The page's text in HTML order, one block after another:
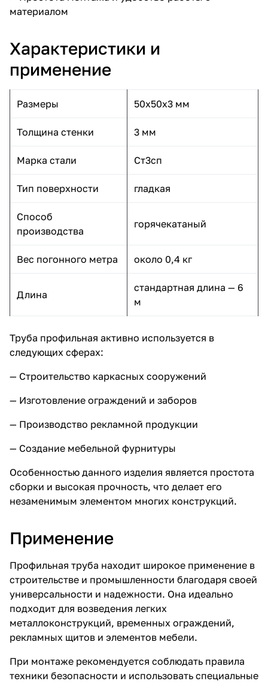
материалом
Характеристики и
применение
Размеры 50x50x3 мм
Толщина стенки 3 мм
Марка стали Ст3сп
Тип поверхности гладкая
Способ
производства
горячекатаный
Вес погонного метра около 0,4 кг
Длина
стандартная длина — 6
м
Труба профильная активно используется в
следующих сферах:
— Строительство каркасных сооружений
— Изготовление ограждений и заборов
— Производство рекламной продукции
— Создание мебельной фурнитуры
Особенностью данного изделия является простота
сборки и высокая прочность, что делает его
незаменимым элементом многих конструкций.
Применение
Профильная труба находит широкое применение в
строительстве и промышленности благодаря своей
универсальности и надежности. Она идеально
подходит для возведения легких
металлоконструкций, временных ограждений,
рекламных щитов и элементов мебели.
При монтаже рекомендуется соблюдать правила
техники безопасности и использовать специальные